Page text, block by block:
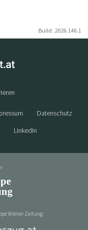
Build: 2026.146.1
Datenschutz
LinkedIn
Wiener Zeitung: